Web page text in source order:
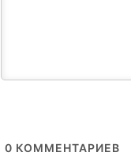
0 КОММЕНТАРИЕВ